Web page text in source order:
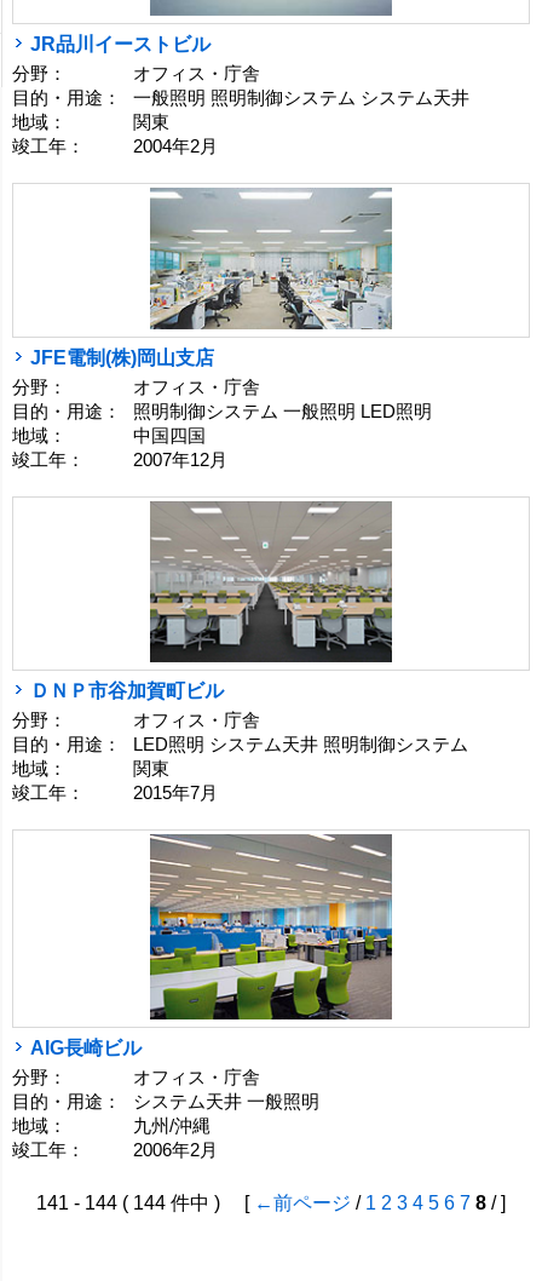
JR品川イーストビル
分野：
オフィス・庁舎
目的・用途：
一般照明 照明制御システム システム天井
地域：
関東
竣工年：
2004年2月
JFE電制(株)岡山支店
分野：
オフィス・庁舎
目的・用途：
照明制御システム 一般照明 LED照明
地域：
中国四国
竣工年：
2007年12月
ＤＮＰ市谷加賀町ビル
分野：
オフィス・庁舎
目的・用途：
LED照明 システム天井 照明制御システム
地域：
関東
竣工年：
2015年7月
AIG長崎ビル
分野：
オフィス・庁舎
目的・用途：
システム天井 一般照明
地域：
九州/沖縄
竣工年：
2006年2月
141 - 144 ( 144 件中 ) [ ←前ページ / 1 2 3 4 5 6 7 8 / ]